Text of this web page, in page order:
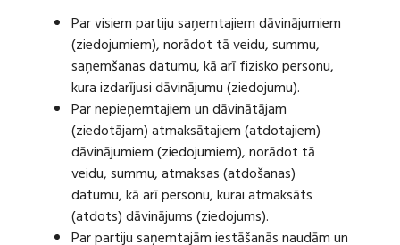
Par visiem partiju saņemtajiem dāvinājumiem
(ziedojumiem), norādot tā veidu, summu,
saņemšanas datumu, kā arī fizisko personu,
kura izdarījusi dāvinājumu (ziedojumu).
Par nepieņemtajiem un dāvinātājam
(ziedotājam) atmaksātajiem (atdotajiem)
dāvinājumiem (ziedojumiem), norādot tā
veidu, summu, atmaksas (atdošanas)
datumu, kā arī personu, kurai atmaksāts
(atdots) dāvinājums (ziedojums).
Par partiju saņemtajām iestāšanās naudām un